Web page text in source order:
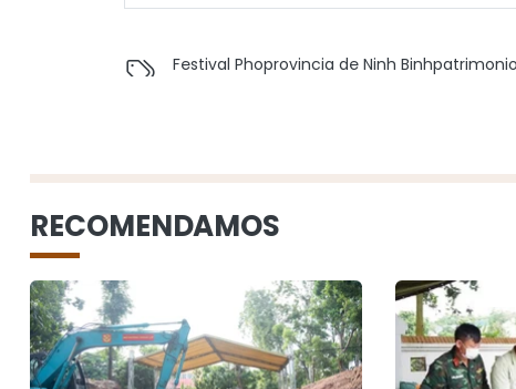
Festival Phoprovincia de Ninh Binhpatrimonio
RECOMENDAMOS